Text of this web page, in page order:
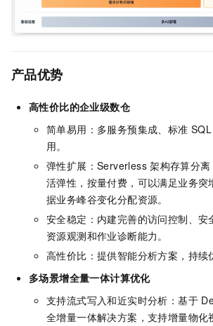
产品优势
高性价比的企业级数仓
简单易用：多服务预集成、标准 SQL
用。
弹性扩展：Serverless 架构存算分
活弹性，按量付费，可以满足业务突
据业务峰谷变化分配资源。
安全稳定：内建完善的访问控制、安
资源观测和作业诊断能力。
高性价比：提供智能分析方案，持续
多场景增全量一体计算优化
支持流式写入和近实时分析：基于
全增量一体解决方案，支持增量物化